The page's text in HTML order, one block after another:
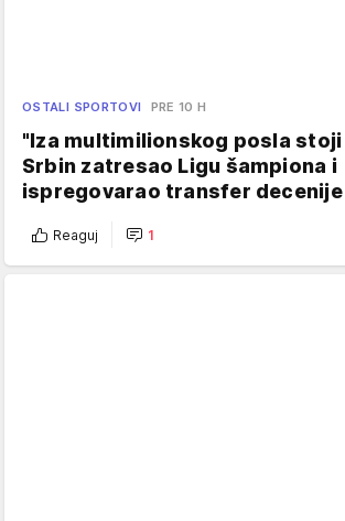
OSTALI SPORTOVI PRE 10 H
"Iza multimilionskog posla stoji
Srbin zatresao Ligu šampiona i
ispregovarao transfer decenije
Reaguj 1